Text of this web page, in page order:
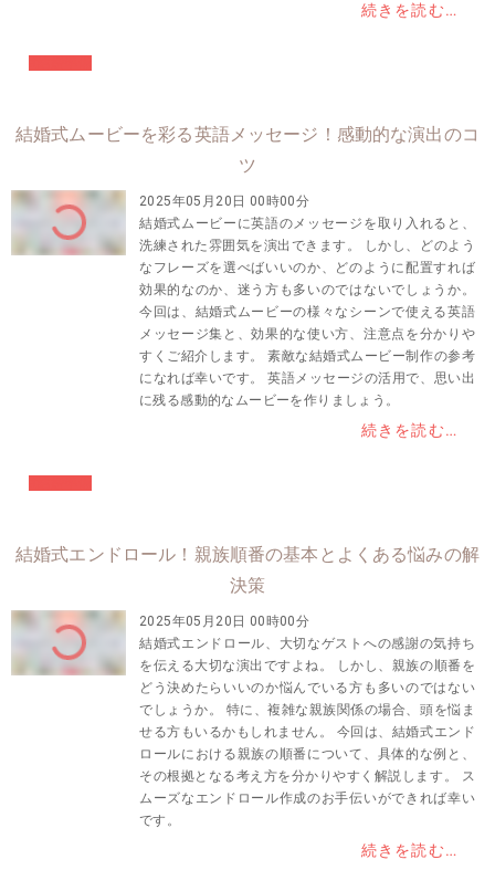
続きを読む…
結婚式ムービーを彩る英語メッセージ！感動的な演出のコ
ツ
2025年05月20日 00時00分
結婚式ムービーに英語のメッセージを取り入れると、
洗練された雰囲気を演出できます。 しかし、どのよう
なフレーズを選べばいいのか、どのように配置すれば
効果的なのか、迷う方も多いのではないでしょうか。
今回は、結婚式ムービーの様々なシーンで使える英語
メッセージ集と、効果的な使い方、注意点を分かりや
すくご紹介します。 素敵な結婚式ムービー制作の参考
になれば幸いです。 英語メッセージの活用で、思い出
に残る感動的なムービーを作りましょう。
続きを読む…
結婚式エンドロール！親族順番の基本とよくある悩みの解
決策
2025年05月20日 00時00分
結婚式エンドロール、大切なゲストへの感謝の気持ち
を伝える大切な演出ですよね。 しかし、親族の順番を
どう決めたらいいのか悩んでいる方も多いのではない
でしょうか。 特に、複雑な親族関係の場合、頭を悩ま
せる方もいるかもしれません。 今回は、結婚式エンド
ロールにおける親族の順番について、具体的な例と、
その根拠となる考え方を分かりやすく解説します。 ス
ムーズなエンドロール作成のお手伝いができれば幸い
です。
続きを読む…